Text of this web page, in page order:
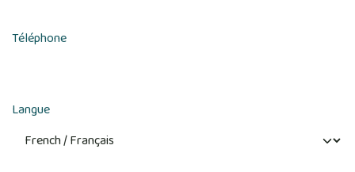
Téléphone
Langue